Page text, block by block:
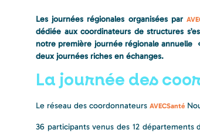
Les journées régionales organisées par
dédiée aux coordinateurs de structures
notre première journée régionale annuelle
deux journées riches en échanges.
La journée des
Le réseau des coordonnateurs AVECSanté
36 participants venus des 12